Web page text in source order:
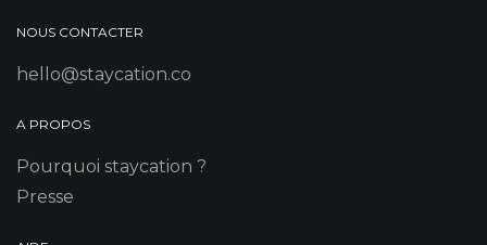
NOUS CONTACTER
hello@staycation.co
A PROPOS
Pourquoi staycation ?
Presse